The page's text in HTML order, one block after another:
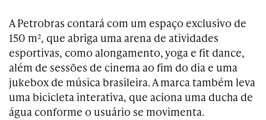
A Petrobras contará com um espaço exclusivo de
150 m², que abriga uma arena de atividades
esportivas, como alongamento, yoga e fit dance,
além de sessões de cinema ao fim do dia e uma
jukebox de música brasileira. A marca também leva
uma bicicleta interativa, que aciona uma ducha de
água conforme o usuário se movimenta.